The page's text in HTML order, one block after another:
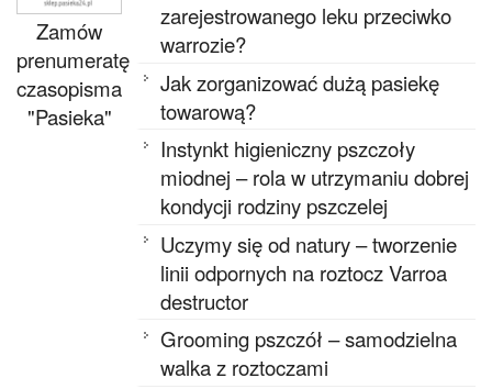
Zamów
prenumeratę
czasopisma
"Pasieka"
zarejestrowanego leku przeciwko
warrozie?
Jak zorganizować dużą pasiekę
towarową?
Instynkt higieniczny pszczoły
miodnej – rola w utrzymaniu dobrej
kondycji rodziny pszczelej
Uczymy się od natury – tworzenie
linii odpornych na roztocz Varroa
destructor
Grooming pszczół – samodzielna
walka z roztoczami